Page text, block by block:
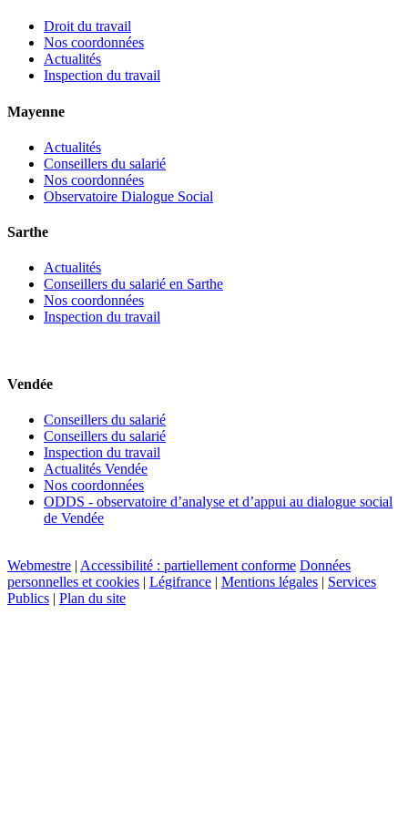
Droit du travail
Nos coordonnées
Actualités
Inspection du travail
Mayenne
Actualités
Conseillers du salarié
Nos coordonnées
Observatoire Dialogue Social
Sarthe
Actualités
Conseillers du salarié en Sarthe
Nos coordonnées
Inspection du travail
Vendée
Conseillers du salarié
Conseillers du salarié
Inspection du travail
Actualités Vendée
Nos coordonnées
ODDS - observatoire d’analyse et d’appui au dialogue social
de Vendée
Webmestre | Accessibilité : partiellement conforme Données
personnelles et cookies | Légifrance | Mentions légales | Services
Publics | Plan du site